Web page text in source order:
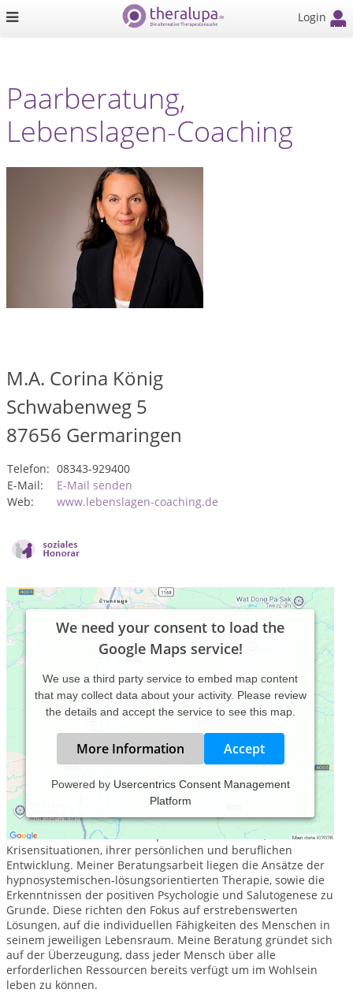
Login
Paarberatung,
Lebenslagen-Coaching
M.A. Corina König
Schwabenweg 5
87656 Germaringen
Telefon: 08343-929400
E-Mail:
E-Mail senden
Web:
www.lebenslagen-coaching.de
We need your consent to load the
Google Maps service!
We use a third party service to embed map content
that may collect data about your activity. Please review
the details and accept the service to see this map.
More Information Accept
Powered by Usercentrics Consent Management
Platform
"Nicht die Dinge an sich sind gut oder böse, sondern unsere
eigene Meinung macht sie dazu:"(Epiktet) Ich begleite und
berate Menschen an Wendepunkte ihres Lebens, in
Krisensituationen, ihrer persönlichen und beruflichen
Entwicklung. Meiner Beratungsarbeit liegen die Ansätze der
hypnosystemischen-lösungsorientierten Therapie, sowie die
Erkenntnissen der positiven Psychologie und Salutogenese zu
Grunde. Diese richten den Fokus auf erstrebenswerten
Lösungen, auf die individuellen Fähigkeiten des Menschen in
seinem jeweiligen Lebensraum. Meine Beratung gründet sich
auf der Überzeugung, dass jeder Mensch über alle
erforderlichen Ressourcen bereits verfügt um im Wohlsein
leben zu können.